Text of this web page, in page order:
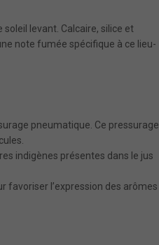
levant. Calcaire, silice et
note fumée spécifique à ce lieu-
pneumatique. Ce pressurage
indigènes présentes dans le jus
favoriser l’expression des arômes